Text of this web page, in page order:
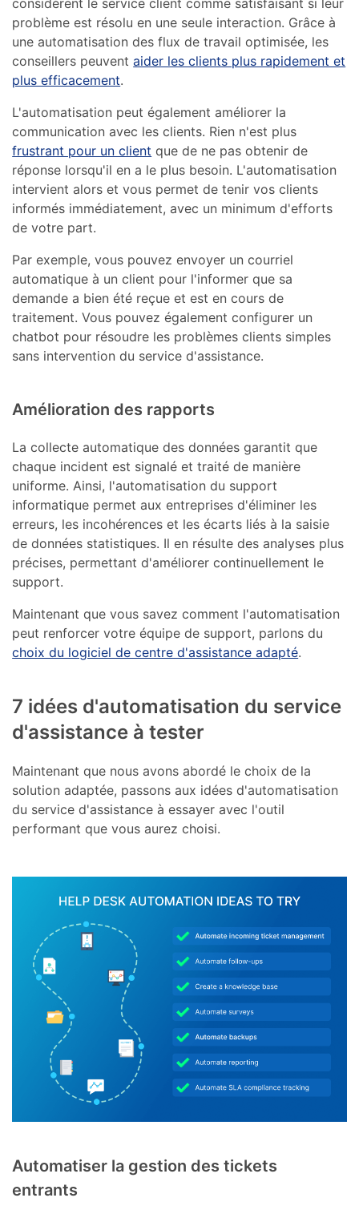
considèrent le service client comme satisfaisant si leur
problème est résolu en une seule interaction. Grâce à
une automatisation des flux de travail optimisée, les
conseillers peuventaider les clients plus rapidement et
plus efficacement.
L'automatisation peut également améliorer la
communication avec les clients. Rien n'est plus
frustrant pour un client que de ne pas obtenir de
réponse lorsqu'il en a le plus besoin. L'automatisation
intervient alors et vous permet de tenir vos clients
informés immédiatement, avec un minimum d'efforts
de votre part.
Par exemple, vous pouvez envoyer un courriel
automatique à un client pour l'informer que sa
demande a bien été reçue et est en cours de
traitement. Vous pouvez également configurer un
chatbot pour résoudre les problèmes clients simples
sans intervention du service d'assistance.
Amélioration des rapports
La collecte automatique des données garantit que
chaque incident est signalé et traité de manière
uniforme. Ainsi, l'automatisation du support
informatique permet aux entreprises d'éliminer les
erreurs, les incohérences et les écarts liés à la saisie
de données statistiques. Il en résulte des analyses plus
précises, permettant d'améliorer continuellement le
support.
Maintenant que vous savez comment l'automatisation
peut renforcer votre équipe de support, parlons du
choix du logiciel de centre d'assistance adapté.
7 idées d'automatisation du service
d'assistance à tester
Maintenant que nous avons abordé le choix de la
solution adaptée, passons aux idées d'automatisation
du service d'assistance à essayer avec l'outil
performant que vous aurez choisi.
Automatiser la gestion des tickets
entrants